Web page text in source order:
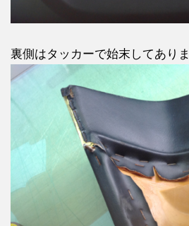
裏側はタッカーで始末してあり